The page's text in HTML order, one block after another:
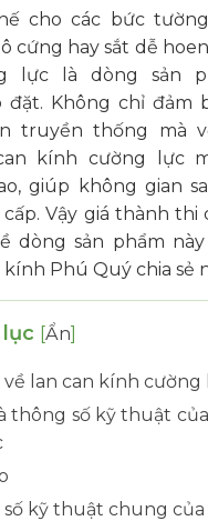
cho các bức
cứng hay sắt dễ
lực là dòng sản
đặt. Không chỉ đảm
truyền thống mà
kính cường lực
giúp không gian
Vậy giá thành thi
dòng sản phẩm
Phú Quý chia sẻ
[Ẩn]
về lan can kính cường
thông số kỹ thuật
kỹ thuật chung của